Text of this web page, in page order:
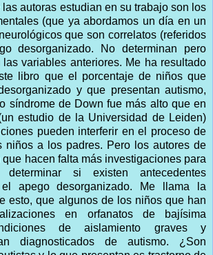
las autoras estudian en su trabajo son los
(que ya abordamos un día en un
que son correlatos (referidos
desorganizado. No determinan pero
las variables anteriores. Me ha resultado
libro que el porcentaje de niños que
y que presentan autismo,
síndrome de Down fue más alto que en
estudio de la Universidad de Leiden)
pueden interferir en el proceso de
niños a los padres. Pero los autores de
hacen falta más investigaciones para
si existen antecedentes
apego desorganizado. Me llama la
esto, que algunos de los niños que han
en orfanatos de bajísima
de aislamiento graves y
diagnosticados de autismo. ¿Son